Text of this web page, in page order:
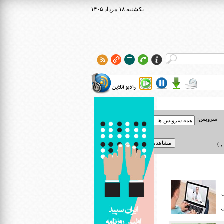
۱۴۰۵ يکشنبه ۱۸ مرداد
رادیو آنلاین
سرویس:
, )